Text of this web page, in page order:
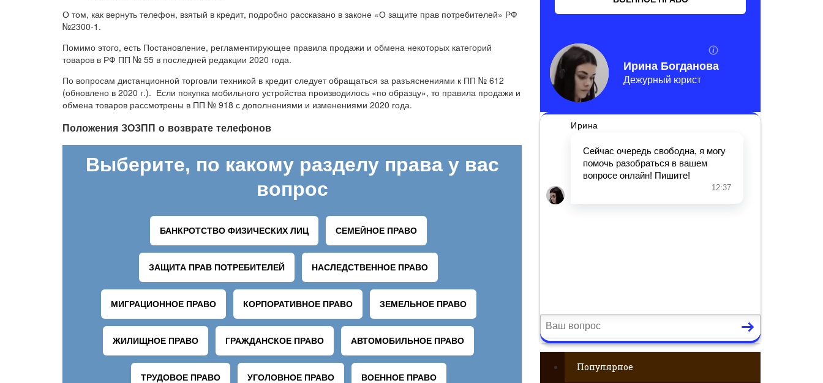
О том, как вернуть телефон, взятый в кредит, подробно рассказано в законе «О защите прав потребителей» РФ
№2300-1.
Помимо этого, есть Постановление, регламентирующее правила продажи и обмена некоторых категорий
товаров в РФ ПП № 55 в последней редакции 2020 года.
По вопросам дистанционной торговли техникой в кредит следует обращаться за разъяснениями к ПП № 612
(обновлено в 2020 г.). Если покупка мобильного устройства производилось «по образцу», то правила продажи и
обмена товаров рассмотрены в ПП № 918 с дополнениями и изменениями 2020 года.
Положения ЗОЗПП о возврате телефонов
Популярное